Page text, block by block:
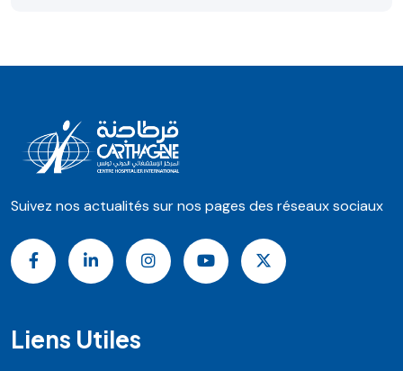
Suivez nos actualités sur nos pages des réseaux sociaux
Liens Utiles